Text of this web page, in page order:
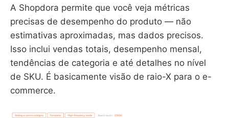
A Shopdora permite que você veja métricas
precisas de desempenho do produto — não
estimativas aproximadas, mas dados precisos.
Isso inclui vendas totais, desempenho mensal,
tendências de categoria e até detalhes no nível
de SKU. É basicamente visão de raio-X para o e-
commerce.